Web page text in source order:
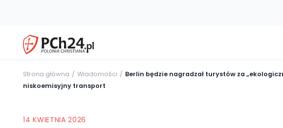
Strona główna Wiadomości
Berlin będzie nagradzał turystów za
niskoemisyjny transport
14 KWIETNIA 2026